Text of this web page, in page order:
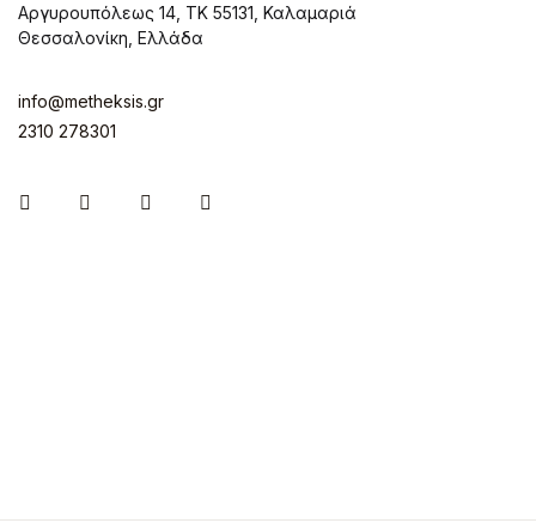
Αργυρουπόλεως 14, ΤΚ 55131, Καλαμαριά
Θεσσαλονίκη, Ελλάδα
info@metheksis.gr
2310 278301
InstagramFacebookTwitter